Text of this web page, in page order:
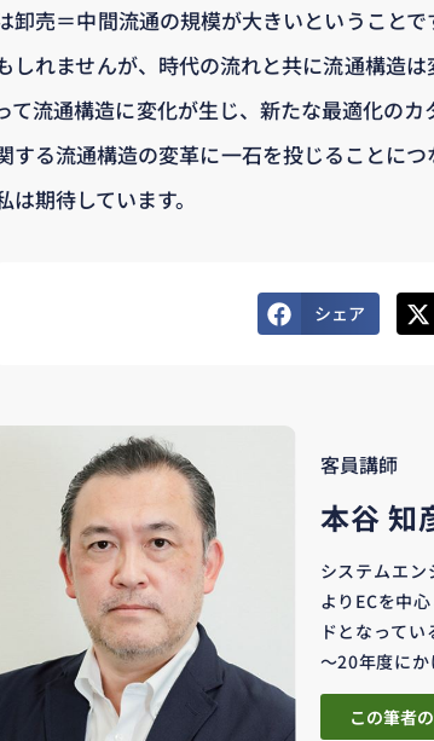
卸売＝中間流通の規模が大きいということ
しれませんが、時代の流れと共に流通構造
て流通構造に変化が生じ、新たな最適化の
する流通構造の変革に一石を投じることに
は期待しています。
シェア
客員講師
本谷 知
システムエ
よりECを中
ドとなって
～20年度に
この筆者